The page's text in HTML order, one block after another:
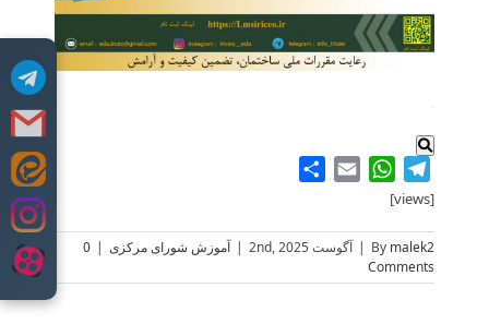
.
Telegram
WhatsApp
Email
[views]
By malek2
| آگوست 2nd, 2025 | آموزش شورای مرکزی |
0
Comments